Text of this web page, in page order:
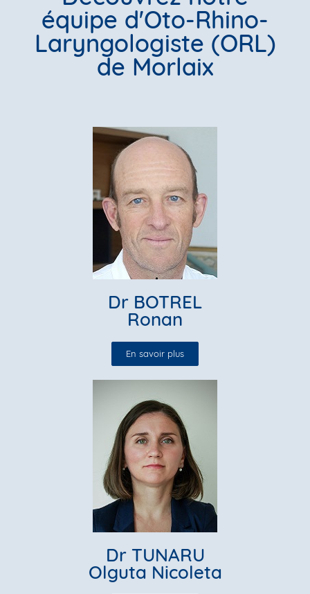
équipe d'Oto-Rhino-
Laryngologiste (ORL)
de Morlaix
Dr BOTREL
Ronan
En savoir plus
Dr TUNARU
Olguta Nicoleta